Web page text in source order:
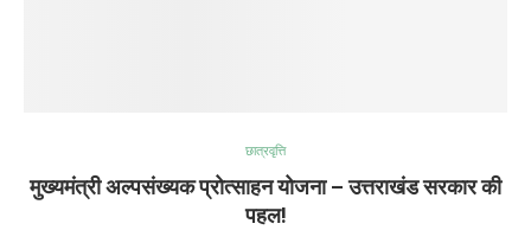
छात्रवृत्ति
मुख्यमंत्री अल्पसंख्यक प्रोत्साहन योजना – उत्तराखंड सरकार की
पहल!